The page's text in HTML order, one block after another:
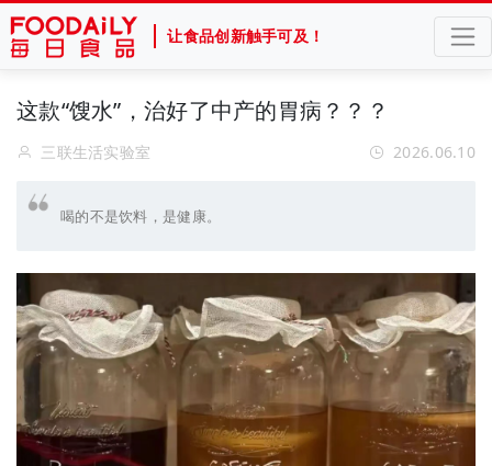
让食品创新触手可及！
这款“馊水”，治好了中产的胃病？？？
三联生活实验室 2026.06.10
喝的不是饮料，是健康。